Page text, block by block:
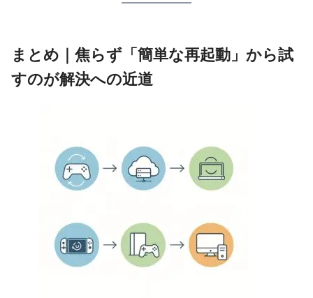
まとめ｜焦らず「簡単な再起動」から試
すのが解決への近道